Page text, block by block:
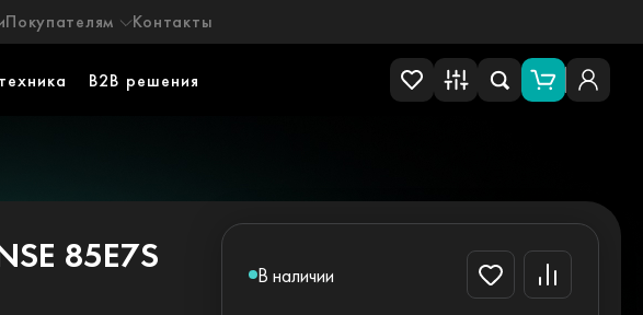
Покупателям Контакты
B2B решения
85E7S
В наличии